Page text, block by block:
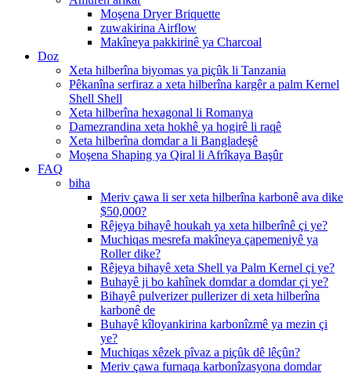
Moşena Dryer Briquette
zuwakirina Airflow
Makîneya pakkirinê ya Charcoal
Doz
Xeta hilberîna biyomas ya piçûk li Tanzania
Pêkanîna serfiraz a xeta hilberîna kargêr a palm Kernel
Shell Shell
Xeta hilberîna hexagonal li Romanya
Damezrandina xeta hokhê ya hogirê li raqê
Xeta hilberîna domdar a li Bangladeşê
Moşena Shaping ya Qiral li Afrîkaya Başûr
FAQ
biha
Meriv çawa li ser xeta hilberîna karbonê ava dike
$50,000?
Rêjeya bihayê houkah ya xeta hilberînê çi ye?
Muchiqas mesrefa makîneya çapemeniyê ya
Roller dike?
Rêjeya bihayê xeta Shell ya Palm Kernel çi ye?
Buhayê ji bo kahînek domdar a domdar çi ye?
Bihayê pulverizer pullerizer di xeta hilberîna
karbonê de
Buhayê kîloyankirina karbonîzmê ya mezin çi
ye?
Muchiqas xêzek pîvaz a piçûk dê lêçûn?
Meriv çawa furnaqa karbonîzasyona domdar